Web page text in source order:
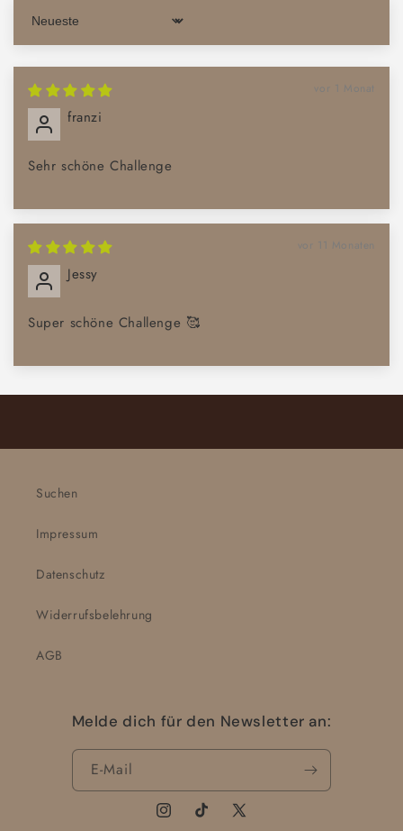
Sort by
vor 1 Monat
franzi
Sehr schöne Challenge
vor 11 Monaten
Jessy
Super schöne Challenge 🥰
Suchen
Impressum
Datenschutz
Widerrufsbelehrung
AGB
Melde dich für den Newsletter an:
E-Mail
InstagramTikTok X